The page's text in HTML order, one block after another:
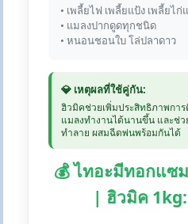
• เพลี้ยไฟ เพลี้ยแป้ง เพลี้ยไก่
• แมลงปากดูดทุกชนิด
• หนอนชอนใบ โล่ปลาดาว
💎 เหตุผลที่ใช้คู่กัน:
ฮิวมิคช่วยเพิ่มประสิทธิภาพกา
แมลงทำงานได้นานขึ้น และช่
ทำลาย ผสมฉีดพ่นพร้อมกันได้
💰 ไทอะมีทอกแซ
| ฮิวมิค